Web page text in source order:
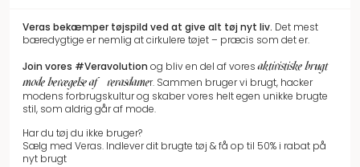
Veras bekæmper tøjspild ved at give alt tøj nyt liv. Det mest
bæredygtige er nemlig at cirkulere tøjet – præcis som det er.
Join vores #Veravolution og bliv en del af voresaktivistiske brugt
mode bevægelse af #verasdamer. Sammen bruger vi brugt, hacker
modens forbrugskultur og skaber vores helt egen unikke brugte
stil, som aldrig går af mode.
Har du tøj du ikke bruger?
Sælg med Veras. Indlever dit brugte tøj & få op til 50% i rabat på
nyt brugt